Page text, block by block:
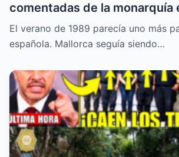
comentadas de la monarquía
moderna. Sobre la cubierta
llamada Somni, el joven
desconocida pa
El verano de 1989 parecía uno más
española. Mallorca seguía siendo…